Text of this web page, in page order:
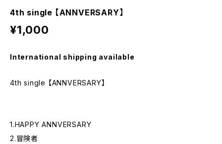
4th single 【ANNVERSARY】
¥1,000
International shipping available
4th single 【ANNVERSARY】
1.HAPPY ANNVERSARY
2.冒険者